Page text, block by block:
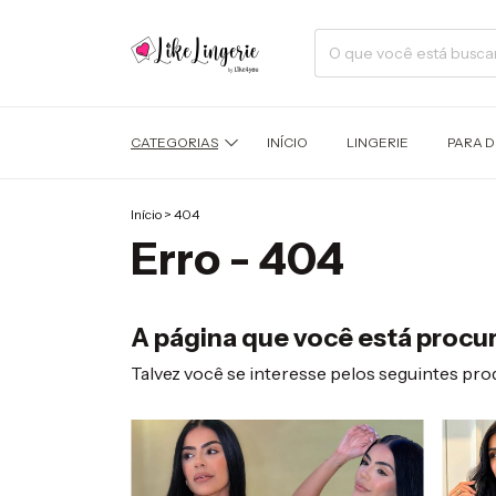
CATEGORIAS INÍCIO LINGERIE PARA
Início > 404
Erro - 404
A página que você está
Talvez você se interesse pelos seguintes